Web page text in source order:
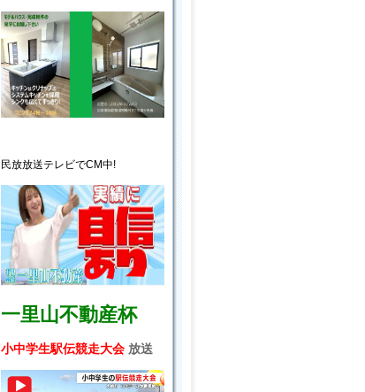
民放放送テレビでCM中!
一里山不動産杯
小中学生駅伝競走大会 放送